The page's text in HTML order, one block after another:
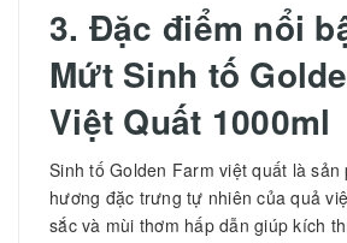
3. Đặc điểm nổi
Mứt Sinh tố
Việt Quất 1000ml
Sinh tố Golden Farm việt quất là sản
hương đặc trưng tự nhiên của quả
sắc và mùi thơm hấp dẫn giúp kích